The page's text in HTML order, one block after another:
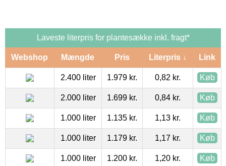
Laveste literpris for plantesække inkl. fragt*
Webshop Mængde Pris Literpris ↓ Link
2.400 liter 1.979 kr. 0,82 kr. Køb
2.000 liter 1.699 kr. 0,84 kr. Køb
1.000 liter 1.135 kr. 1,13 kr. Køb
1.000 liter 1.179 kr. 1,17 kr. Køb
1.000 liter 1.200 kr. 1,20 kr. Køb